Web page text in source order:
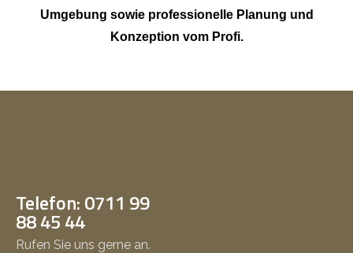
Umgebung sowie professionelle Planung und
Konzeption vom Profi.
Telefon: 0711 99
88 45 44
Rufen Sie uns gerne an.